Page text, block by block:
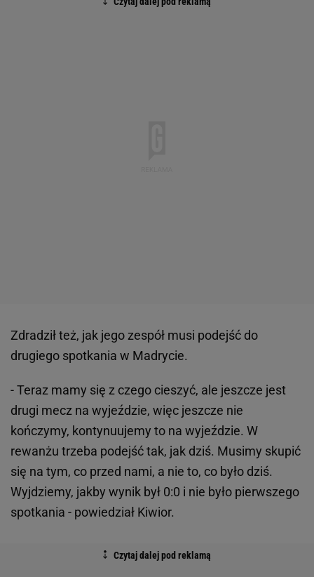
Zdradził też, jak jego zespół musi podejść do
drugiego spotkania w Madrycie.
- Teraz mamy się z czego cieszyć, ale jeszcze jest
drugi mecz na wyjeździe, więc jeszcze nie
kończymy, kontynuujemy to na wyjeździe. W
rewanżu trzeba podejść tak, jak dziś. Musimy skupić
się na tym, co przed nami, a nie to, co było dziś.
Wyjdziemy, jakby wynik był 0:0 i nie było pierwszego
spotkania - powiedział Kiwior.